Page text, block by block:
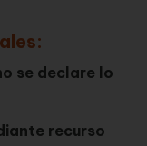
se declare lo
recurso